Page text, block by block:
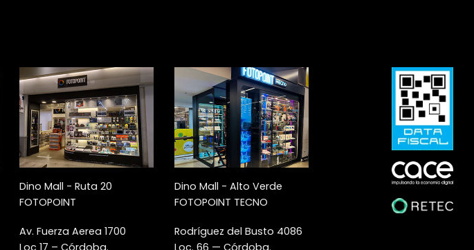
Dino Mall - Ruta 20
FOTOPOINT
Av. Fuerza Aerea 1700
Dino Mall - Alto Verde
FOTOPOINT TECNO
Rodríguez del Busto 4086